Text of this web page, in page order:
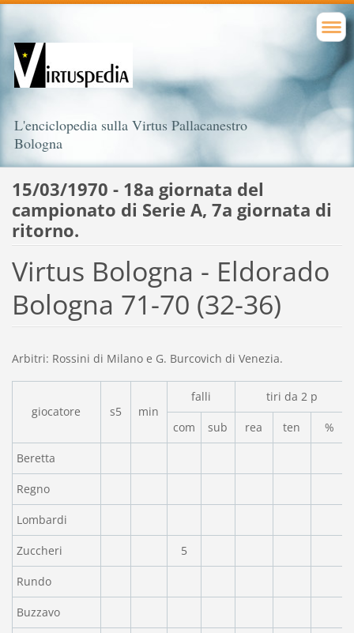
L'enciclopedia sulla Virtus Pallacanestro
Bologna
15/03/1970 - 18a giornata del
campionato di Serie A, 7a giornata di
ritorno.
Virtus Bologna - Eldorado
Bologna 71-70 (32-36)
Arbitri: Rossini di Milano e G. Burcovich di Venezia.
giocatore s5 min
falli tiri da 2 p
com sub rea ten %
Beretta
Regno
Lombardi
Zuccheri 5
Rundo
Buzzavo